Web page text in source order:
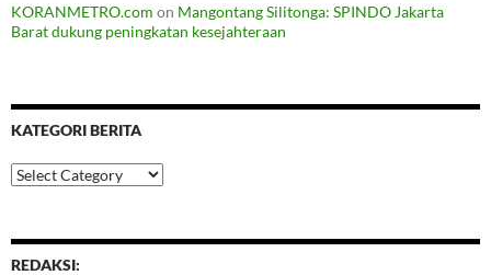
KORANMETRO.com on Mangontang Silitonga: SPINDO Jakarta
Barat dukung peningkatan kesejahteraan
KATEGORI BERITA
Kategori
Berita
REDAKSI: